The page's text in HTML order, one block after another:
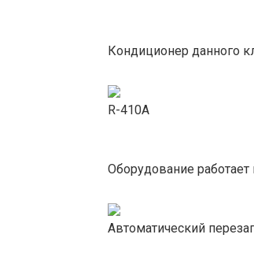
Кондиционер данного
R-410A
Оборудование работает
Автоматический